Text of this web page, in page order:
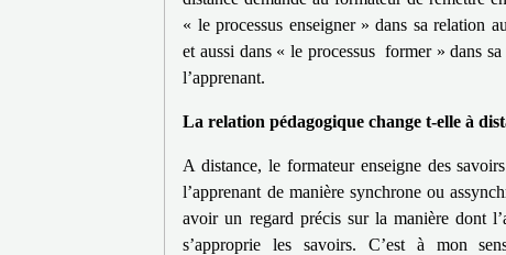
« le processus enseigner » dans sa relation
et aussi dans « le processus former » dans sa
l’apprenant.
La relation pédagogique change t-elle à
A distance, le formateur enseigne des
l’apprenant de manière synchrone ou
avoir un regard précis sur la manière dont
s’approprie les savoirs. C’est à mon